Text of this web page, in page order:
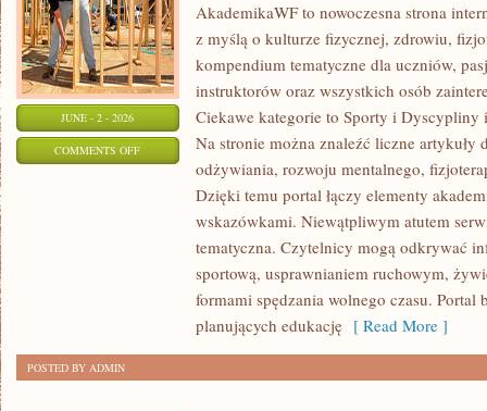
JUNE - 2 - 2026
COMMENTS OFFON
ĆWICZENIA
AkademikaWF to nowoczesna strona
z myślą o kulturze fizycznej, zdrowiu,
kompendium tematyczne dla uczniów,
instruktorów oraz wszystkich osób
Ciekawe kategorie to Sporty i Dyscypliny
Na stronie można znaleźć liczne artykuły
odżywiania, rozwoju mentalnego,
Dzięki temu portal łączy elementy
wskazówkami. Niewątpliwym atutem
tematyczna. Czytelnicy mogą odkrywać
sportową, usprawnianiem ruchowym,
formami spędzania wolnego czasu. Portal
planujących edukację [ Read More ]
POSTED BY ADMIN